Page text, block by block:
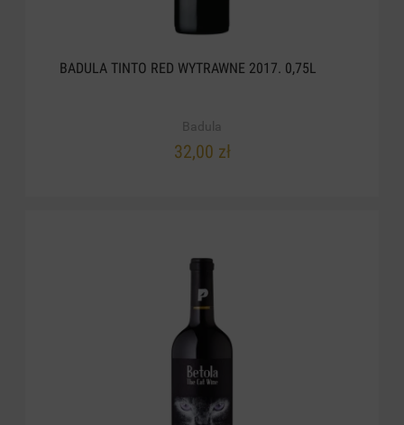
BADULA TINTO RED WYTRAWNE 2017. 0,75L
Badula
32,00 zł